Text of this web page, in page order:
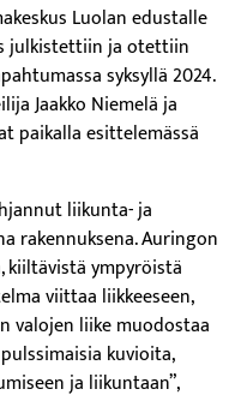
Luolan edustalle
julkistettiin ja otettiin
syksyllä 2024.
Jaakko Niemelä ja
paikalla esittelemässä
liikunta- ja
rakennuksena. Auringon
kiiltävistä ympyröistä
viittaa liikkeeseen,
valojen liike muodostaa
kuvioita,
ja liikuntaan”,